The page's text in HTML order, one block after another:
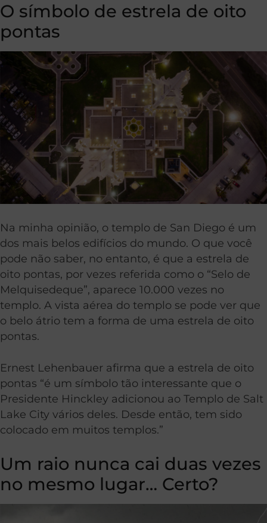
O símbolo de estrela de oito
pontas
Na minha opinião, o templo de San Diego é um
dos mais belos edifícios do mundo. O que você
pode não saber, no entanto, é que a estrela de
oito pontas, por vezes referida como o “Selo de
Melquisedeque”, aparece 10.000 vezes no
templo. A vista aérea do templo se pode ver que
o belo átrio tem a forma de uma estrela de oito
pontas.
Ernest Lehenbauer afirma que a estrela de oito
pontas “é um símbolo tão interessante que o
Presidente Hinckley adicionou ao Templo de Salt
Lake City vários deles. Desde então, tem sido
colocado em muitos templos.”
Um raio nunca cai duas vezes
no mesmo lugar… Certo?